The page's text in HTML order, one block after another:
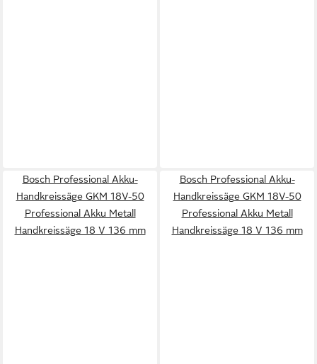
Bosch Professional Akku-
Handkreissäge GKM 18V-50
Professional Akku Metall
Handkreissäge 18 V 136 mm
Bosch Professional Akku-
Handkreissäge GKM 18V-50
Professional Akku Metall
Handkreissäge 18 V 136 mm